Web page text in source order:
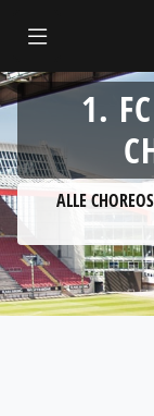
1.
ALLE